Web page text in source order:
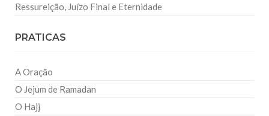
Ressureição, Juízo Final e Eternidade
PRATICAS
A Oração
O Jejum de Ramadan
O Hajj